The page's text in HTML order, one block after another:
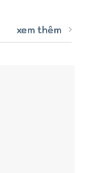
xem thêm